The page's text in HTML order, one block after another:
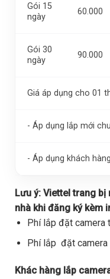
Gói 15
ngày
60.000
Gói 30
ngày
90.000
Giá áp dụng cho 01
- Áp dụng lắp mới
- Áp dụng khách
Lưu ý: Viettel trang bị
nhà khi đăng ký kèm
Phí lắp đặt camera
Phí lắp đặt
Khác hàng lắp